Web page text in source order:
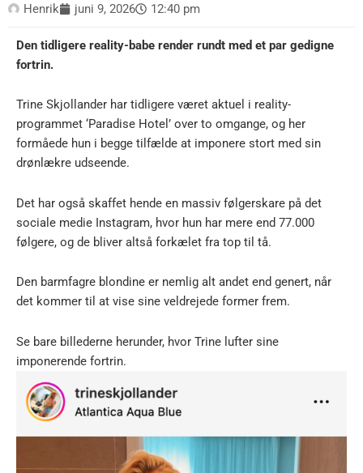
Henrik juni 9, 2026 12:40 pm
Den tidligere reality-babe render rundt med et par gedigne
fortrin.
Trine Skjollander har tidligere været aktuel i reality-
programmet ‘Paradise Hotel’ over to omgange, og her
formåede hun i begge tilfælde at imponere stort med sin
drønlækre udseende.
Det har også skaffet hende en massiv følgerskare på det
sociale medie Instagram, hvor hun har mere end 77.000
følgere, og de bliver altså forkælet fra top til tå.
Den barmfagre blondine er nemlig alt andet end genert, når
det kommer til at vise sine veldrejede former frem.
Se bare billederne herunder, hvor Trine lufter sine
imponerende fortrin.